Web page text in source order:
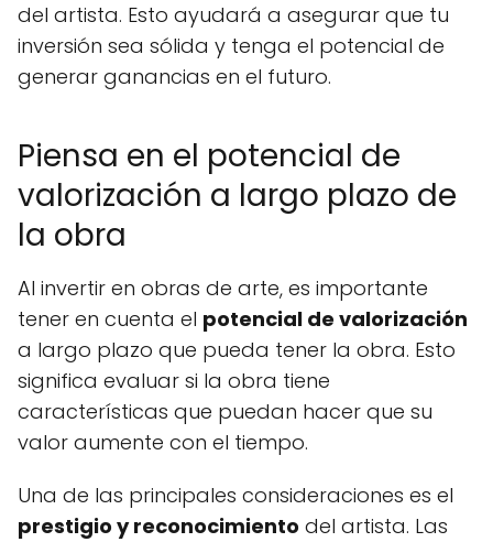
del artista. Esto ayudará a asegurar que tu
inversión sea sólida y tenga el potencial de
generar ganancias en el futuro.
Piensa en el potencial de
valorización a largo plazo de
la obra
Al invertir en obras de arte, es importante
tener en cuenta el potencial de valorización
a largo plazo que pueda tener la obra. Esto
significa evaluar si la obra tiene
características que puedan hacer que su
valor aumente con el tiempo.
Una de las principales consideraciones es el
prestigio y reconocimiento del artista. Las